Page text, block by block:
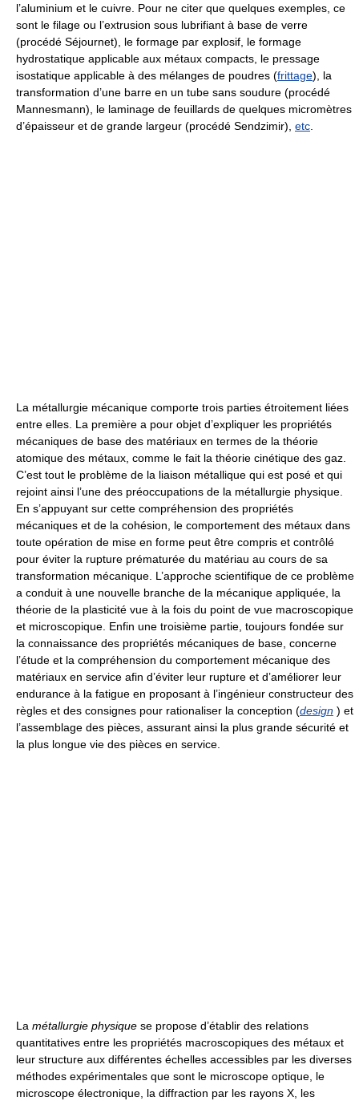
l’aluminium et le cuivre. Pour ne citer que quelques exemples, ce
sont le filage ou l’extrusion sous lubrifiant à base de verre
(procédé Séjournet), le formage par explosif, le formage
hydrostatique applicable aux métaux compacts, le pressage
isostatique applicable à des mélanges de poudres (frittage), la
transformation d’une barre en un tube sans soudure (procédé
Mannesmann), le laminage de feuillards de quelques micromètres
d’épaisseur et de grande largeur (procédé Sendzimir), etc
La métallurgie mécanique comporte trois parties étroitement liées
entre elles. La première a pour objet d’expliquer les propriétés
mécaniques de base des matériaux en termes de la théorie
atomique des métaux, comme le fait la théorie cinétique des gaz.
C’est tout le problème de la liaison métallique qui est posé et qui
rejoint ainsi l’une des préoccupations de la métallurgie physique.
En s’appuyant sur cette compréhension des propriétés
mécaniques et de la cohésion, le comportement des métaux dans
toute opération de mise en forme peut être compris et contrôlé
pour éviter la rupture prématurée du matériau au cours de sa
transformation mécanique. L’approche scientifique de ce problème
a conduit à une nouvelle branche de la mécanique appliquée, la
théorie de la plasticité vue à la fois du point de vue macroscopique
et microscopique. Enfin une troisième partie, toujours fondée sur
la connaissance des propriétés mécaniques de base, concerne
l’étude et la compréhension du comportement mécanique des
matériaux en service afin d’éviter leur rupture et d’améliorer leur
endurance à la fatigue en proposant à l’ingénieur constructeur des
règles et des consignes pour rationaliser la conception (design ) et
l’assemblage des pièces, assurant ainsi la plus grande sécurité et
la plus longue vie des pièces en service.
La métallurgie physique se propose d’établir des relations
quantitatives entre les propriétés macroscopiques des métaux et
leur structure aux différentes échelles accessibles par les diverses
méthodes expérimentales que sont le microscope optique, le
microscope électronique, la diffraction par les rayons X, les